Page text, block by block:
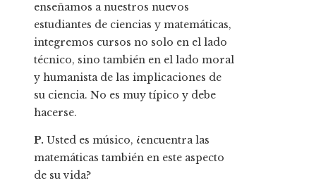
enseñamos a nuestros nuevos
estudiantes de ciencias y matemáticas,
integremos cursos no solo en el lado
técnico, sino también en el lado moral
y humanista de las implicaciones de
su ciencia. No es muy típico y debe
hacerse.
P. Usted es músico, ¿encuentra las
matemáticas también en este aspecto
de su vida?